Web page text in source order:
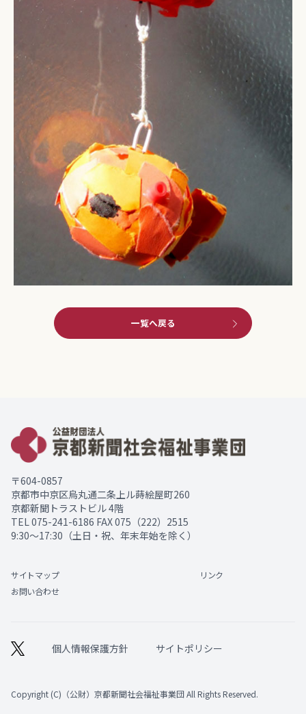
一覧へ戻る
〒604-0857
京都市中京区烏丸通二条上ル蒔絵屋町260
京都新聞トラストビル 4階
TEL075-241-6186 FAX 075（222）2515
9:30～17:30（土日・祝、年末年始を除く）
サイトマップ
リンク
お問い合わせ
個人情報保護方針 サイトポリシー
Copyright (C)（公財）京都新聞社会福祉事業団 All Rights Reserved.